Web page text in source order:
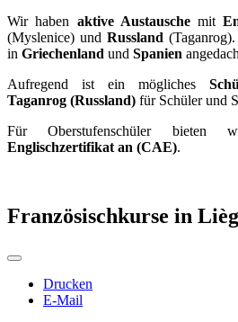
Wir haben aktive Austauschemit
(Myslenice) und Russland
in Griechenland und Spanien
Aufregend ist ein mögliches
Taganrog (Russland) für Schüler und
Für Oberstufenschüler
Englischzertifikat an (CAE).
Französischkurse in
Drucken
E-Mail